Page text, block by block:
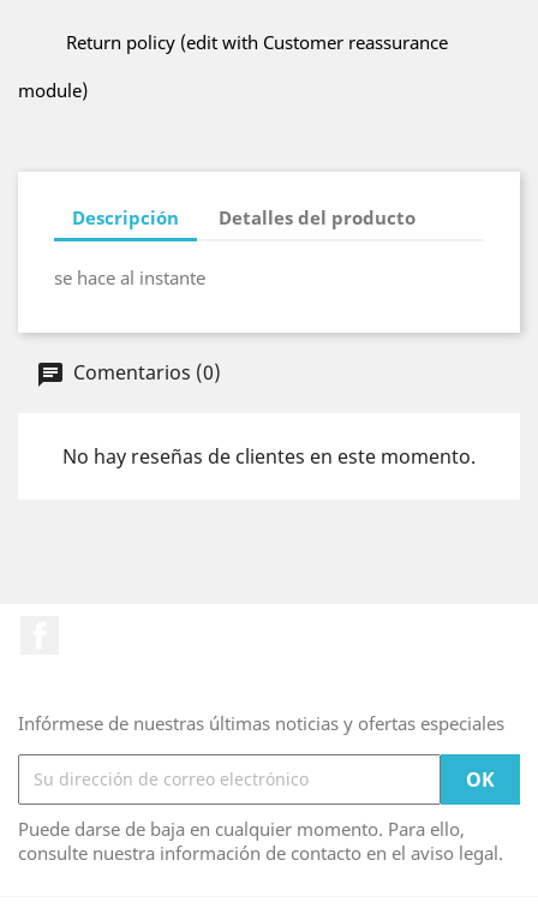
Return policy (edit with Customer reassurance
module)
Descripción Detalles del producto
se hace al instante
Comentarios (0)
No hay reseñas de clientes en este momento.
Infórmese de nuestras últimas noticias y ofertas especiales
Puede darse de baja en cualquier momento. Para ello,
consulte nuestra información de contacto en el aviso legal.